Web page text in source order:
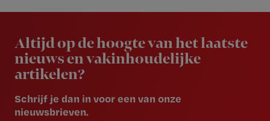
Altijd op de hoogte van het laatste
nieuws en vakinhoudelijke
artikelen?
Schrijf je dan in voor een van onze
nieuwsbrieven.